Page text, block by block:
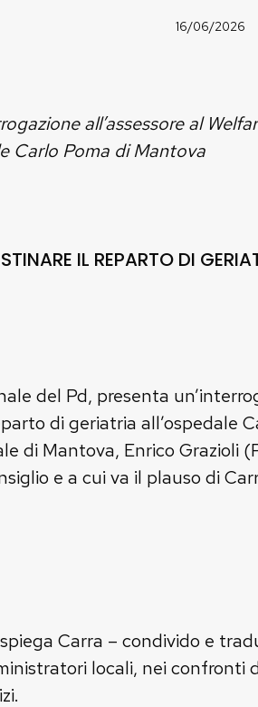
16/06/2026
all’assessore al
Carlo Poma di Mantova
IL REPARTO DI
del Pd, presenta
di geriatria all’ospedale
di Mantova, Enrico Grazioli
e a cui va il plauso di
Carra – condivido e
locali, nei confronti